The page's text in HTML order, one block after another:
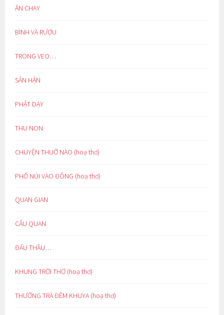
ĂN CHAY
BÌNH VÀ RƯỢU
TRONG VEO…
SÂN HẬN
PHẬT DẠY
THU NON
CHUYỆN THUỞ NÀO (hoạ thơ)
PHỐ NÚI VÀO ĐÔNG (hoạ thơ)
QUAN GIAN
CẨU QUAN
ĐẤU THẦU…
KHUNG TRỜI THƠ (hoạ thơ)
THƯỞNG TRÀ ĐÊM KHUYA (hoạ thơ)